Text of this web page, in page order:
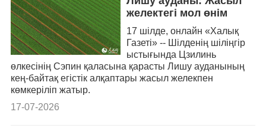
желектегі мол өнім
17 шілде, онлайн «Халық
Газеті» -- Шілденің шіліңгір
ыстығында Цзилинь
өлкесінің Сэпин қаласына қарасты Лишу ауданының
кең-байтақ егістік алқаптары жасыл желекпен
көмкеріліп жатыр.
17-07-2026